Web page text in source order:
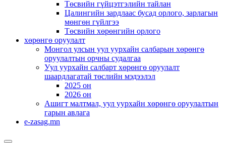
Төсвийн гүйцэтгэлийн тайлан
Цалингийн зардлаас бусад орлого, зарлагын
мөнгөн гүйлгээ
Төсвийн хөрөнгийн орлого
хөрөнгө оруулалт
Монгол улсын уул уурхайн салбарын хөрөнгө
оруулалтын орчны судалгаа
Уул уурхайн салбарт хөрөнгө оруулалт
шаардлагатай төслийн мэдээлэл
2025 он
2026 он
Ашигт малтмал, уул уурхайн хөрөнгө оруулалтын
гарын авлага
e-zasag.mn